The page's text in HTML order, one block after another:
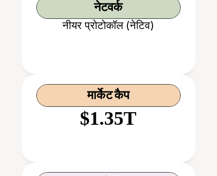
नेटवर्क
नीयर प्रोटोकॉल (नेटिव)
मार्केट कैप
$1.35T